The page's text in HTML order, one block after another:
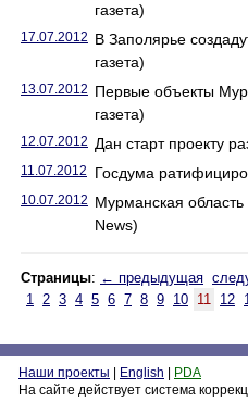
газета)
17.07.2012 В Заполярье
газета)
13.07.2012 Первые объекты
газета)
12.07.2012 Дан старт проекту
11.07.2012 Госдума
10.07.2012 Мурманская
News)
Страницы: ← предыдущая
1 2 3 4 5 6 7 8 9 10 11 12
Наши проекты English
PDA
На сайте действует система